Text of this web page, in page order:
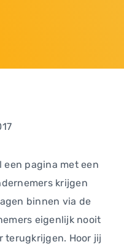
pagina met een
krijgen
binnen via de
eigenlijk nooit
Hoor jij